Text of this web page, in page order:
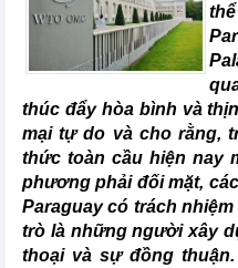
thúc đẩy hòa bình và
mại tự do và cho rằng,
thức toàn cầu hiện nay
phương phải đối mặt,
Paraguay có trách
trò là những người xây
thoại và sự đồng